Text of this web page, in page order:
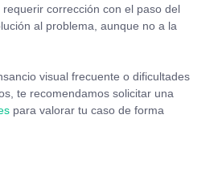
corrección con el paso del
al problema, aunque no a la
visual frecuente o dificultades
te recomendamos solicitar una
para valorar tu caso de forma